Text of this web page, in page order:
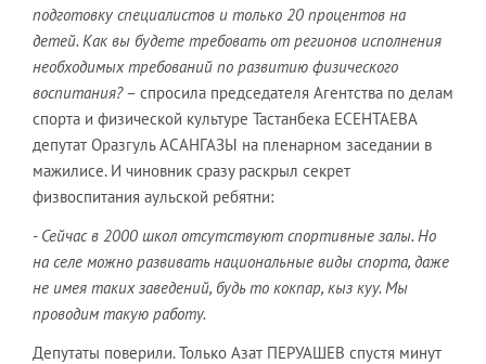
подготовку специалистов и только 20 процентов на
детей. Как вы будете требовать от регионов исполнения
необходимых требований по развитию физического
воспитания?– спросила председателя Агентства по делам
спорта и физической культуре Тастанбека ЕСЕНТАЕВА
депутат Оразгуль АСАНГАЗЫ на пленарном заседании в
мажилисе. И чиновник сразу раскрыл секрет
физвоспитания аульской ребятни:
- Сейчас в 2000 школ отсутствуют спортивные залы. Но
на селе можно развивать национальные виды спорта, даже
не имея таких заведений, будь то кокпар, кыз куу. Мы
проводим такую работу.
Депутаты поверили. Только Азат ПЕРУАШЕВ спустя минут